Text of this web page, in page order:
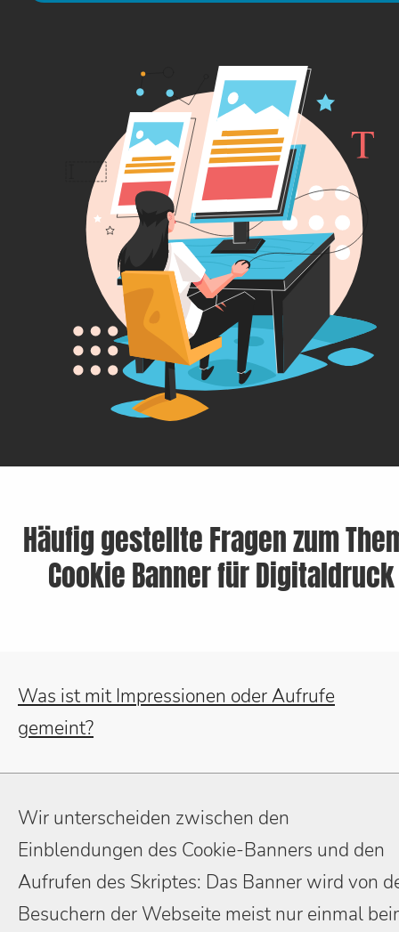
Häufig gestellte Fragen zum
Cookie Banner für Digitaldruck
Was ist mit Impressionen oder Aufrufe
gemeint?
Wir unterscheiden zwischen den
Einblendungen des Cookie-Banners und den
Aufrufen des Skriptes: Das Banner wird von
Besuchern der Webseite meist nur einmal